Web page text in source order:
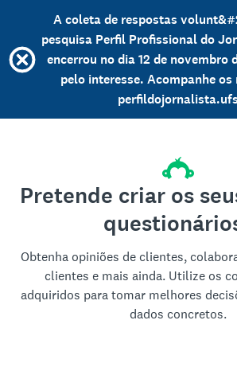
A coleta de respostas
pesquisa Perfil Profissional do
encerrou no dia 12 de novembro
pelo interesse. Acompanhe
Pretende criar os
Obtenha opiniões de clientes,
clientes e mais ainda. Utilize os
adquiridos para tomar melhores
dados concretos.